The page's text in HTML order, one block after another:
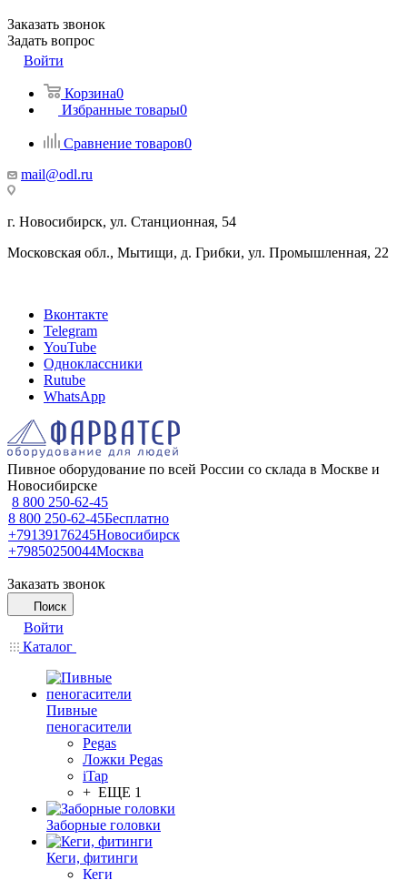
Заказать звонок
Задать вопрос
Войти
Корзина0
Избранные товары0
Сравнение товаров0
mail@odl.ru
г. Новосибирск, ул. Станционная, 54
Московская обл., Мытищи, д. Грибки, ул. Промышленная, 22
Вконтакте
Telegram
YouTube
Одноклассники
Rutube
WhatsApp
Пивное оборудование по всей России со склада в Москве и
Новосибирске
8 800 250-62-45
8 800 250-62-45Бесплатно
+79139176245Новосибирск
+79850250044Москва
Заказать звонок
Поиск
Войти
Каталог
Пивные
пеногасители
Pegas
Ложки Pegas
iTap
+ ЕЩЕ 1
Заборные головки
Кеги, фитинги
Кеги